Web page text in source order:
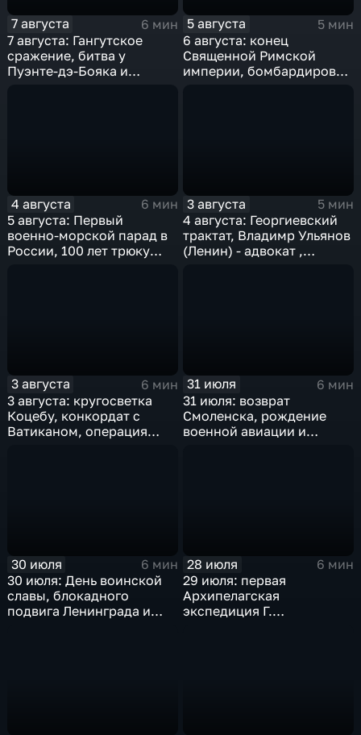
7 августа
6 мин
7 августа: Гангутское
сражение, битва у
Пуэнте-дэ-Бояка и
5 августа
5 мин
6 августа: конец
Священной Римской
империи, бомбардировка
4 августа
6 мин
5 августа: Первый
военно-морской парад в
России, 100 лет трюку
3 августа
5 мин
4 августа: Георгиевский
трактат, Владимр Ульянов
(Ленин) - адвокат ,
3 августа
6 мин
3 августа: кругосветка
Коцебу, конкордат с
Ватиканом, операция
31 июля
6 мин
31 июля: возврат
Смоленска, рождение
военной авиации и
30 июля
6 мин
30 июля: День воинской
славы, блокадного
подвига Ленинграда и
28 июля
6 мин
29 июля: первая
Архипелагская
экспедиция Г.